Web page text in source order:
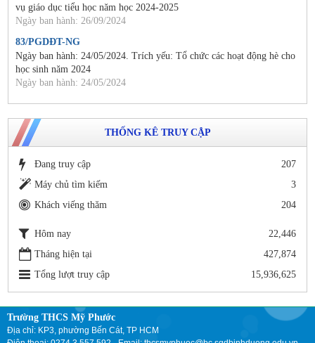
vụ giáo dục tiểu học năm học 2024-2025
Ngày ban hành: 26/09/2024
83/PGDĐT-NG
Ngày ban hành: 24/05/2024. Trích yếu: Tổ chức các hoạt động hè cho
học sinh năm 2024
Ngày ban hành: 24/05/2024
THỐNG KÊ TRUY CẬP
Đang truy cập
207
Máy chủ tìm kiếm
3
Khách viếng thăm
204
Hôm nay
22,446
Tháng hiện tại
427,874
Tổng lượt truy cập
15,936,625
Trường THCS Mỹ Phước
Địa chỉ: KP3, phường Bến Cát, TP HCM